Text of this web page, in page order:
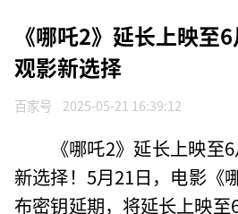
《哪吒2》延长上映至
观影新选择
百家号 2025-05-21 16:39:12
《哪吒2》延长上映至
新选择！5月21日，电影《
布密钥延期，将延长上映